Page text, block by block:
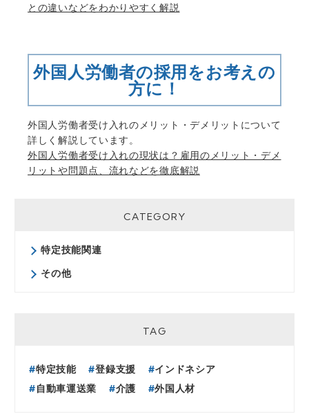
との違いなどをわかりやすく解説
外国人労働者の採用をお考えの
方に！
外国人労働者受け入れのメリット・デメリットについて
詳しく解説しています。
外国人労働者受け入れの現状は？雇用のメリット・デメ
リットや問題点、流れなどを徹底解説
CATEGORY
特定技能関連
その他
TAG
特定技能 登録支援
インドネシア
自動車運送業
介護 外国人材